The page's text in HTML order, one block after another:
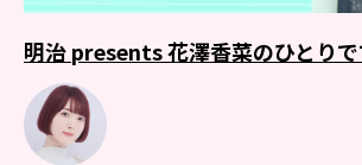
明治 presents 花澤香菜のひとりで